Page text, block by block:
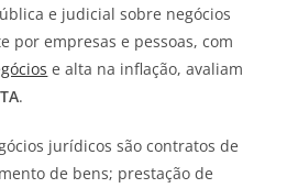
e judicial sobre negócios
por empresas e pessoas, com
e alta na inflação, avaliam
.
jurídicos são contratos de
de bens; prestação de